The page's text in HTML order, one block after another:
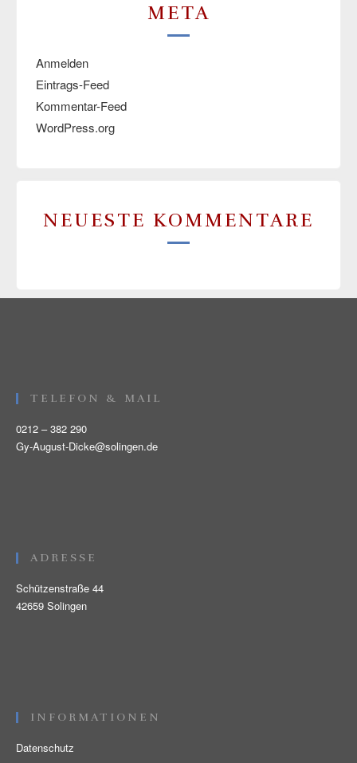
META
Anmelden
Eintrags-Feed
Kommentar-Feed
WordPress.org
NEUESTE KOMMENTARE
TELEFON & MAIL
0212 – 382 290
Gy-August-Dicke@solingen.de
ADRESSE
Schützenstraße 44
42659 Solingen
INFORMATIONEN
Datenschutz